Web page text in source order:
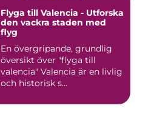
Flyga till Valencia - Utforska
den vackra staden med
flyg
En övergripande, grundlig
översikt över "flyga till
valencia" Valencia är en livlig
och historisk s...